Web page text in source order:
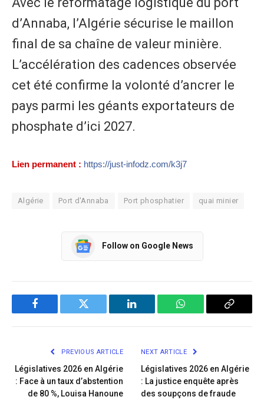
d’Annaba, l’Algérie sécurise le maillon
final de sa chaîne de valeur minière.
L’accélération des cadences observée
cet été confirme la volonté d’ancrer le
pays parmi les géants exportateurs de
phosphate d’ici 2027.
Lien permanent : https://just-infodz.com/k3j7
Algérie Port d'Annaba Port phosphatier quai minier
Follow on Google News
Facebook Twitter LinkedIn WhatsApp Copy
PREVIOUS ARTICLE
Législatives 2026 en Algérie
: Face à un taux d’abstention
de 80 %, Louisa Hanoune
NEXT ARTICLE
Législatives 2026 en Algérie
: La justice enquête après
des soupçons de fraude